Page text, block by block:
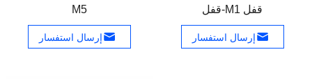
M5
إرسال استفسار
قفل M1-قفل
إرسال استفسار